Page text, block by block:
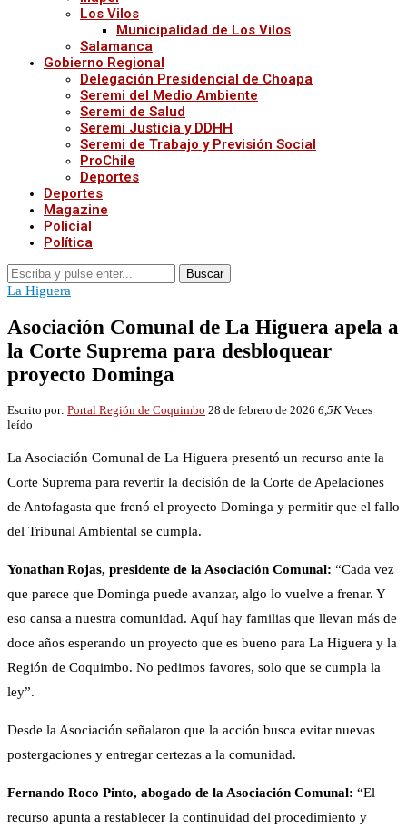
Los Vilos
Municipalidad de Los Vilos
Salamanca
Gobierno Regional
Delegación Presidencial de Choapa
Seremi del Medio Ambiente
Seremi de Salud
Seremi Justicia y DDHH
Seremi de Trabajo y Previsión Social
ProChile
Deportes
Deportes
Magazine
Policial
Política
Buscar
La Higuera
Asociación Comunal de La Higuera apela a
la Corte Suprema para desbloquear
proyecto Dominga
Escrito por: Portal Región de Coquimbo 28 de febrero de 2026 6,5K Veces
leído
La Asociación Comunal de La Higuera presentó un recurso ante la
Corte Suprema para revertir la decisión de la Corte de Apelaciones
de Antofagasta que frenó el proyecto Dominga y permitir que el fallo
del Tribunal Ambiental se cumpla.
Yonathan Rojas, presidente de la Asociación Comunal: “Cada vez
que parece que Dominga puede avanzar, algo lo vuelve a frenar. Y
eso cansa a nuestra comunidad. Aquí hay familias que llevan más de
doce años esperando un proyecto que es bueno para La Higuera y la
Región de Coquimbo. No pedimos favores, solo que se cumpla la
ley”.
Desde la Asociación señalaron que la acción busca evitar nuevas
postergaciones y entregar certezas a la comunidad.
Fernando Roco Pinto, abogado de la Asociación Comunal: “El
recurso apunta a restablecer la continuidad del procedimiento y